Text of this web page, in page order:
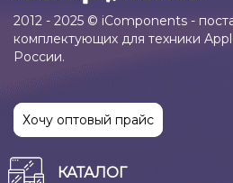
2012 - 2025 © iComponents -
комплектующих для техники
России.
Хочу оптовый прайс
КАТАЛОГ